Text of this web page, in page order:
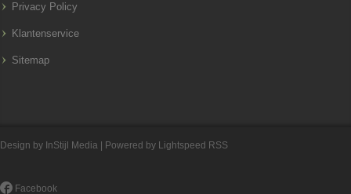
Privacy Policy
Klantenservice
Sitemap
Design by InStijl Media | Powered by Lightspeed RSS
Facebook